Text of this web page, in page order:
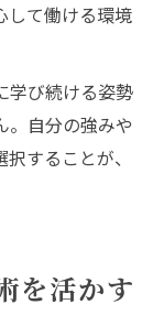
して働ける環境
学び続ける姿勢
。自分の強みや
することが、
を活かす